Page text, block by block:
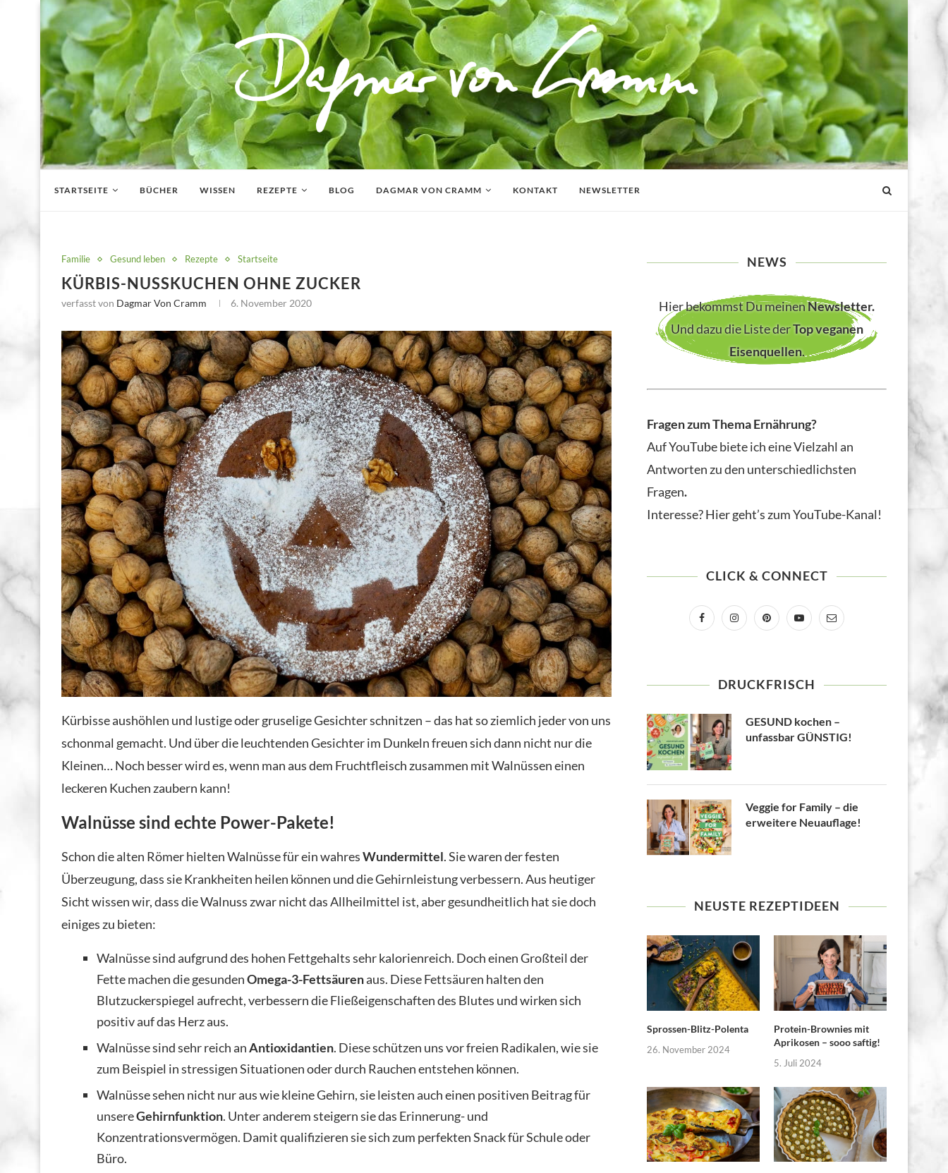
STARTSEITE BÜCHER WISSEN REZEPTE BLOG DAGMAR VON CRAMM KONTAKT NEWSLETTER
Familie Gesund leben Rezepte Startseite
KÜRBIS-NUSSKUCHEN OHNE ZUCKER
verfasst von Dagmar Von Cramm 6. November 2020
Kürbisse aushöhlen und lustige oder gruselige Gesichter schnitzen – das hat so ziemlich jeder von uns
schonmal gemacht. Und über die leuchtenden Gesichter im Dunkeln freuen sich dann nicht nur die
Kleinen… Noch besser wird es, wenn man aus dem Fruchtfleisch zusammen mit Walnüssen einen
leckeren Kuchen zaubern kann!
Walnüsse sind echte Power-Pakete!
Schon die alten Römer hielten Walnüsse für ein wahresWundermittel. Sie waren der festen
Überzeugung, dass sie Krankheiten heilen können und die Gehirnleistung verbessern. Aus heutiger
Sicht wissen wir, dass die Walnuss zwar nicht das Allheilmittel ist, aber gesundheitlich hat sie doch
einiges zu bieten:
Walnüsse sind aufgrund des hohen Fettgehalts sehr kalorienreich. Doch einen Großteil der
Fette machen die gesundenOmega-3-Fettsäurenaus. Diese Fettsäuren halten den
Blutzuckerspiegel aufrecht, verbessern die Fließeigenschaften des Blutes und wirken sich
positiv auf das Herz aus.
Walnüsse sind sehr reich anAntioxidantien. Diese schützen uns vor freien Radikalen, wie sie
zum Beispiel in stressigen Situationen oder durch Rauchen entstehen können.
Walnüsse sehen nicht nur aus wie kleine Gehirn, sie leisten auch einen positiven Beitrag für
unsereGehirnfunktion. Unter anderem steigern sie das Erinnerung- und
Konzentrationsvermögen. Damit qualifizieren sie sich zum perfekten Snack für Schule oder
Büro.
NEWS
Hier bekommst Du meinenNewsletter.
Und dazu die Liste derTop veganen
Eisenquellen.
Fragen zum Thema Ernährung?
Auf YouTube biete ich eine Vielzahl an
Antworten zu den unterschiedlichsten
Fragen.
Interesse? Hier geht’s zum YouTube-Kanal!
CLICK & CONNECT
DRUCKFRISCH
GESUND kochen –
unfassbar GÜNSTIG!
Veggie for Family – die
erweitere Neuauflage!
NEUSTE REZEPTIDEEN
Sprossen-Blitz-Polenta
26. November 2024
Protein-Brownies mit
Aprikosen – sooo saftig!
5. Juli 2024